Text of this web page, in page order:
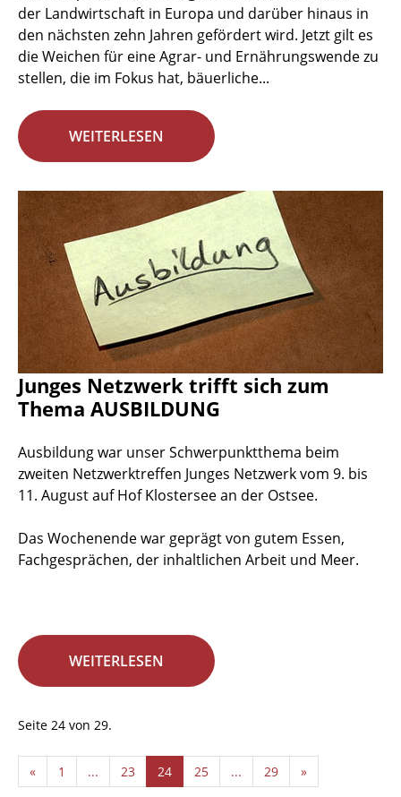
der Landwirtschaft in Europa und darüber hinaus in
den nächsten zehn Jahren gefördert wird. Jetzt gilt es
die Weichen für eine Agrar- und Ernährungswende zu
stellen, die im Fokus hat, bäuerliche...
WEITERLESEN
Junges Netzwerk trifft sich zum
Thema AUSBILDUNG
Ausbildung war unser Schwerpunktthema beim
zweiten Netzwerktreffen Junges Netzwerk vom 9. bis
11. August auf Hof Klostersee an der Ostsee.
Das Wochenende war geprägt von gutem Essen,
Fachgesprächen, der inhaltlichen Arbeit und Meer.
WEITERLESEN
Seite 24 von 29.
« 1 ... 23 24 25 ... 29 »